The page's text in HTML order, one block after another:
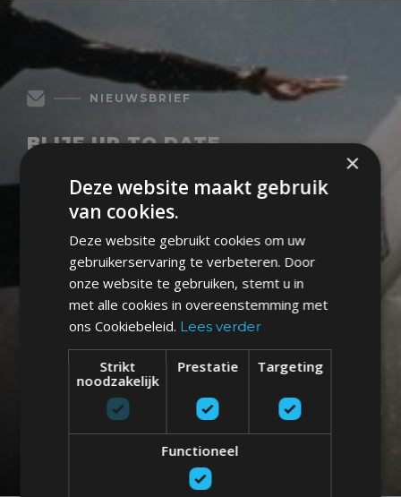
NIEUWSBRIEF
BLIJF UP TO DATE
Schrijf je in op onze maandelijkse nieuwsbrief en mis geen
enkele nieuwe trip!
Je kan je op elk gewenst moment uitschrijven. Geen spam.
×
Deze website maakt gebruik
van cookies.
Deze website gebruikt cookies om uw
gebruikerservaring te verbeteren. Door
onze website te gebruiken, stemt u in
met alle cookies in overeenstemming met
ons Cookiebeleid. Lees verder
Strikt
noodzakelijk
Prestatie Targeting
Functioneel